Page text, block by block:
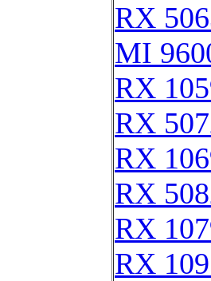
RX
MI
RX
RX
RX
RX
RX
RX